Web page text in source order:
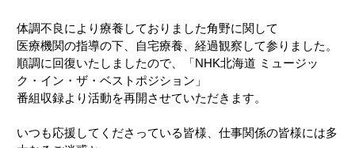
体調不良により療養しておりました角野に関して
医療機関の指導の下、自宅療養、経過観察して参りました。
順調に回復いたしましたので、「NHK北海道 ミュージッ
ク・イン・ザ・ベストポジション」
番組収録より活動を再開させていただきます。
いつも応援してくださっている皆様、仕事関係の皆様には多